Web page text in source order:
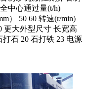
中心通过量(t/h)
） 50 60 转速(r/min)
更大外型尺寸 长宽高
打石 20 石打铁 23 电源